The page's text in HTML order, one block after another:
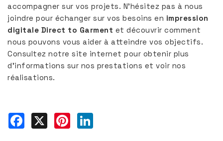
accompagner sur vos projets. N’hésitez pas à nous
joindre pour échanger sur vos besoins en impression
digitale Direct to Garment et découvrir comment
nous pouvons vous aider à atteindre vos objectifs.
Consultez notre site internet pour obtenir plus
d’informations sur nos prestations et voir nos
réalisations.
Facebook
X Pinterest